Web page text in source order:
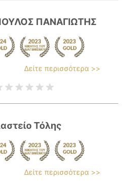
ΠΑΝΑΓΙΩΤΗΣ
Δείτε περισσότερα >>
Τόλης
Δείτε περισσότερα >>